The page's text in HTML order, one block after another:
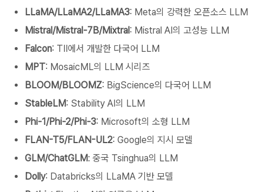
LLaMA/LLaMA2/LLaMA3: Meta의 강력한 오픈소스 LLM
Mistral/Mistral-7B/Mixtral: Mistral AI의 고성능 LLM
Falcon: TII에서 개발한 다국어 LLM
MPT: MosaicML의 LLM 시리즈
BLOOM/BLOOMZ: BigScience의 다국어 LLM
StableLM: Stability AI의 LLM
Phi-1/Phi-2/Phi-3: Microsoft의 소형 LLM
FLAN-T5/FLAN-UL2: Google의 지시 모델
GLM/ChatGLM: 중국 Tsinghua의 LLM
Dolly: Databricks의 LLaMA 기반 모델